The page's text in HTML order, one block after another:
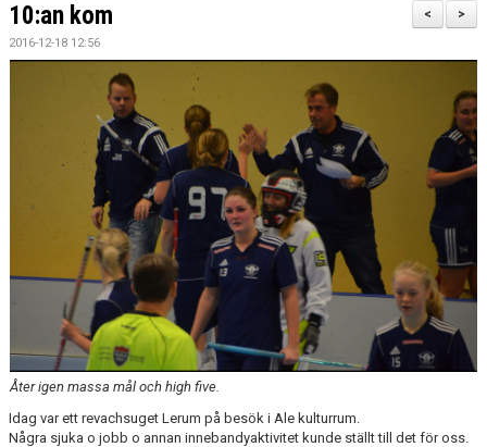
NYHETSARKIV
>
<
10:an kom
2016-12-18 12:56
Åter igen massa mål och high five.
Idag var ett revachsuget Lerum på besök i Ale kulturrum.
Några sjuka o jobb o annan innebandyaktivitet kunde ställt till det för oss.